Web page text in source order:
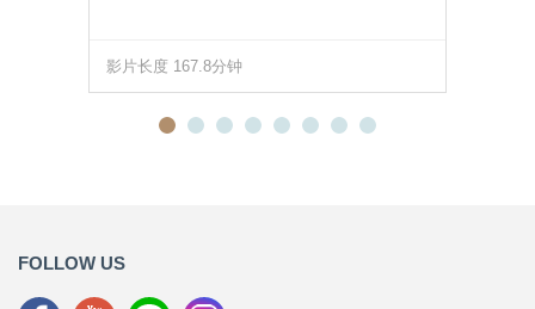
影片长度 167.8分钟
FOLLOW US